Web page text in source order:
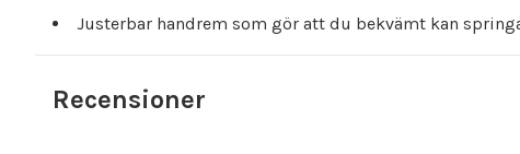
Justerbar handrem som gör att du bekvämt kan
Recensioner